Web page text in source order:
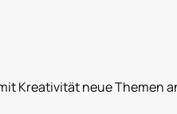
Kreativität neue Themen